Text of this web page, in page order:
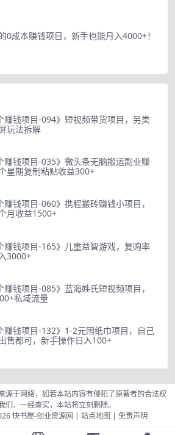
0成本赚钱项目，新手也能月入4000+！
赚钱项目-094》短视频带货项目，另类
玩法拆解
赚钱项目-035》微头条无脑搬运副业赚
星期复制粘贴收益300+
赚钱项目-060》携程搬砖赚钱小项目，
月收益1500+
赚钱项目-165》儿童益智游戏，复购率
3000+
赚钱项目-085》蓝海姓氏短视频项目，
私域流量
赚钱项目-132》1-2元囤纸巾项目，自己
售都可，新手操作日入100+
源于网络，如若本站内容有侵犯了原著者的合法权
们，一经查实，本站将立刻删除。
快书屋-创业资源网 | 站点地图 | 免责声明